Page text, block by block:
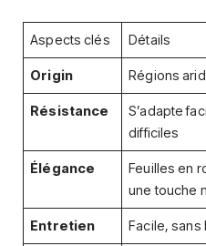
Aspects clés Détails
Origin Régions
Résistance
S’adapte
difficiles
Élégance
Feuilles en
une touche
Entretien Facile, sans